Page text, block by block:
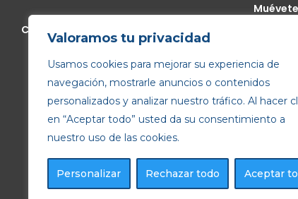
Valoramos tu privacidad
Usamos cookies para mejorar su experiencia de
navegación, mostrarle anuncios o contenidos
personalizados y analizar nuestro tráfico. Al hacer
en “Aceptar todo” usted da su consentimiento a
nuestro uso de las cookies.
Personalizar Rechazar todo Aceptar
Calle de Génova, 13, 28004 Madrid
Muévete